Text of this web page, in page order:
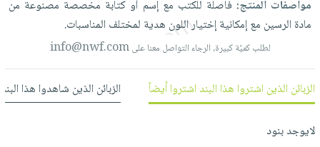
ملابس
مطرزات
حقائب
حلي
بالذات
iKitab نيل
عن
الشركة
سياسة
الشركة
حسابك
لائحة
مواصفات المنتج: فاصلة للكتب معإسمأو كتابة مخصصة مصنوعة من
مادة الرسين معإمكانيةإختياراللون هدية لمختلف المناسبات.
لطلب كميّة كبيرة، الرجاء التواصل معنا علىinfo@nwf.com
الزبائن الذين اشتروا هذا البند اشتروا أيضاً الزبائن الذين شاهدوا هذا
لايوجد بنود